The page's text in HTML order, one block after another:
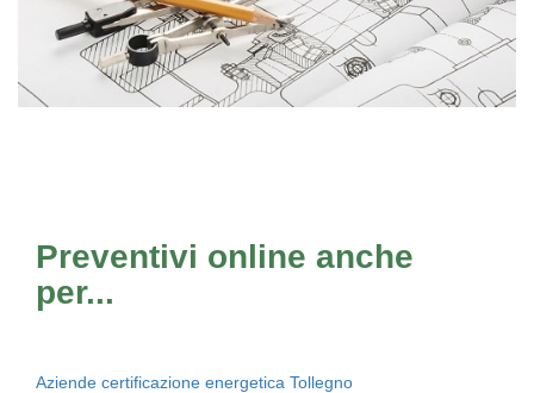
Preventivi online anche
per...
Aziende certificazione energetica Tollegno